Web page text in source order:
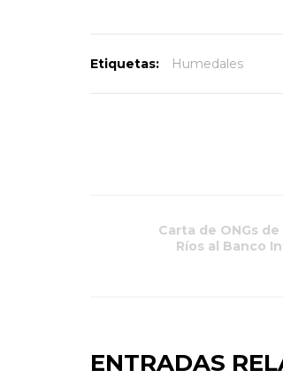
Etiquetas: Humedales
Carta de ONGs
Ríos al Banco
ENTRADAS